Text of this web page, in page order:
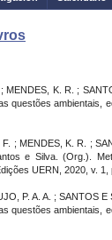
MENDES, K. R. ;
questões
; MENDES, K. R. ;
e Silva. (Org.).
UERN, 2020, v. 1,
P. A. A. ; SANTOS
questões